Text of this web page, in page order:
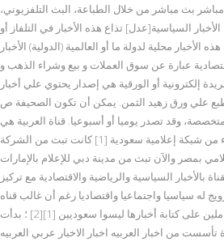
مباشر بث مباشر من خلال الطباعة، البث التلفزيوني،
السياسية[عدل] تذاع هذه الأخبار في التلفاز أو
الأخبار محلية لدولة ما أو العالمية (الدولية) الأخبار
عبارة عن سوق العملات و بيع وشراء الذهب و
إلكترونية أو الورقية هي إصدار يحتوي علي أخبار
علي ورق زهيد الثمن. يمكن أن تكون الصحيفة ص
متخصصة، وقد تصدر يوميا أو أسبوعيا. قناة العربية هي
قناة فضائية إخبارية سعودية وجزء من شبكة إعلامية سعودية [1] كانت تبث من الشركة
بمصر والآن تبث من مدينة دبي للإعلام بالإمارات
بالأخبار السياسية والرياضية والاقتصادية مع تركيز
له سياسيا واجتماعيا واقتصاديا رغم أن غالب قناه
العربيه للاخبار مذيعي القناة والعاملين على كتابة أخبارها ليسوا سعوديين [1][2] ؛ بدأت
3 مارس 2003 القناة تأسست من اخبار العربيه اخبار الاخبار عربي العربيه